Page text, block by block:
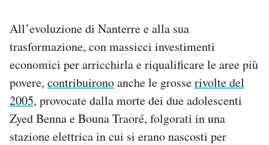
All’evoluzione di Nanterre e alla sua
trasformazione, con massicci investimenti
economici per arricchirla e riqualificare le aree più
povere, contribuironoanche le grosserivolte del
2005, provocate dalla morte dei due adolescenti
Zyed Benna e Bouna Traoré, folgorati in una
stazione elettrica in cui si erano nascosti per